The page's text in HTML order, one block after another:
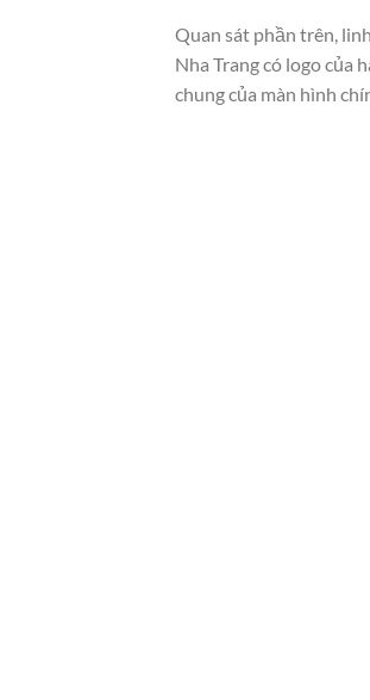
Quan sát phần trên,
Nha Trang có logo của
chung của màn hình